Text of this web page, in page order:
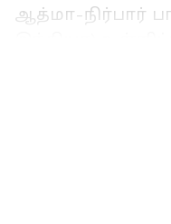
ஆத்மா-நிர்பார்